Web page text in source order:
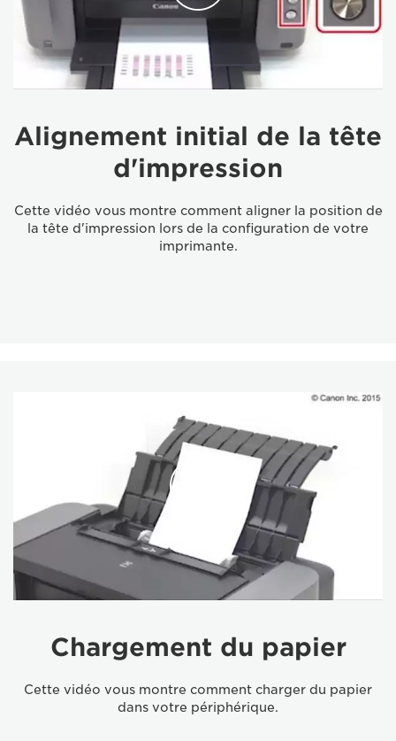
Alignement initial de la tête
d'impression
Cette vidéo vous montre comment aligner la position de
la tête d'impression lors de la configuration de votre
imprimante.
Chargement du papier
Cette vidéo vous montre comment charger du papier
dans votre périphérique.